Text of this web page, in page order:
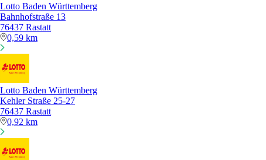
Lotto Baden Württemberg
Bahnhofstraße 13
76437 Rastatt
0,59 km
Lotto Baden Württemberg
Kehler Straße 25-27
76437 Rastatt
0,92 km